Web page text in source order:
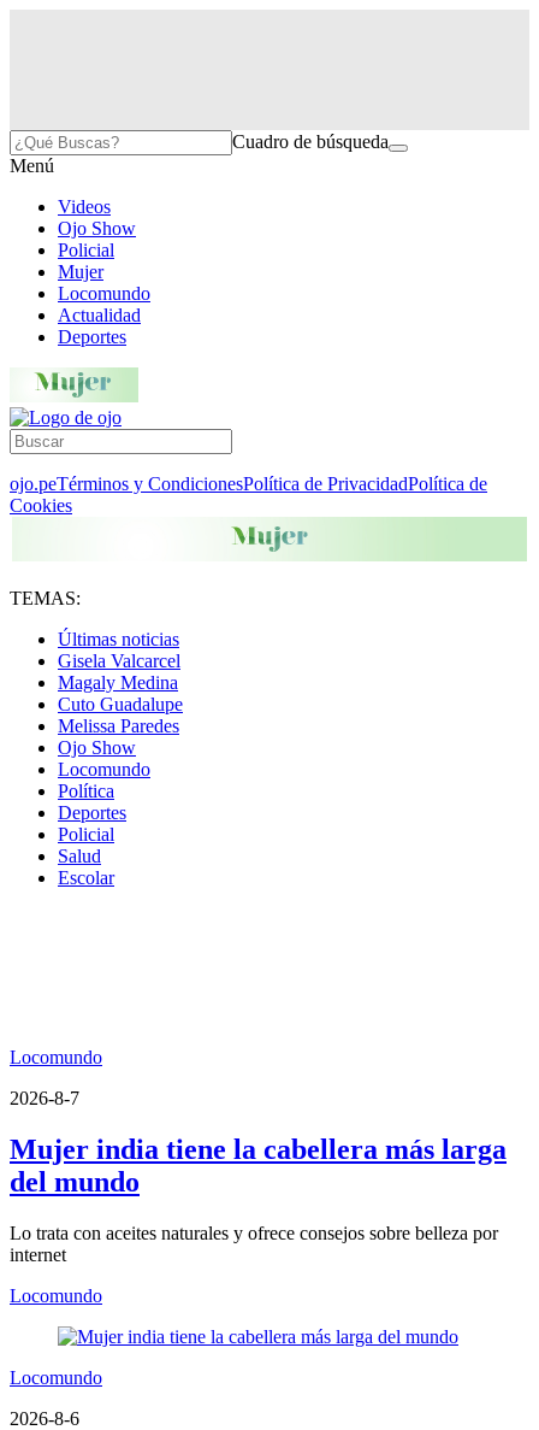
Cuadro de búsqueda
Menú
Videos
Ojo Show
Policial
Mujer
Locomundo
Actualidad
Deportes
ojo.peTérminos y CondicionesPolítica de PrivacidadPolítica de
Cookies
TEMAS:
Últimas noticias
Gisela Valcarcel
Magaly Medina
Cuto Guadalupe
Melissa Paredes
Ojo Show
Locomundo
Política
Deportes
Policial
Salud
Escolar
Locomundo
2026-8-7
Mujer india tiene la cabellera más larga
del mundo
Lo trata con aceites naturales y ofrece consejos sobre belleza por
internet
Locomundo
Locomundo
2026-8-6